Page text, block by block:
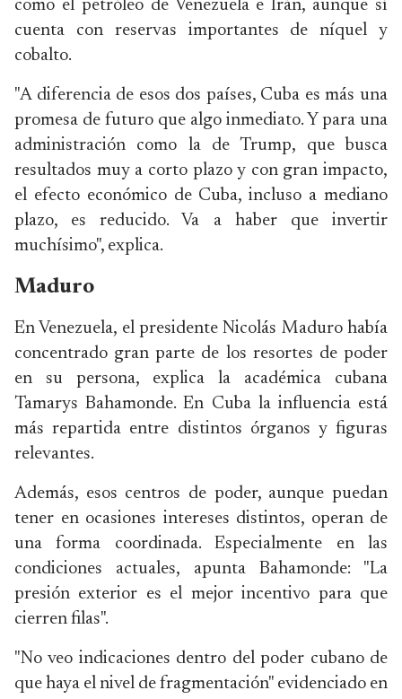
como el petróleo de Venezuela e Irán, aunque sí
cuenta con reservas importantes de níquel y
cobalto.
"A diferencia de esos dos países, Cuba es más una
promesa de futuro que algo inmediato. Y para una
administración como la de Trump, que busca
resultados muy a corto plazo y con gran impacto,
el efecto económico de Cuba, incluso a mediano
plazo, es reducido. Va a haber que invertir
muchísimo", explica.
Maduro
En Venezuela, el presidente Nicolás Maduro había
concentrado gran parte de los resortes de poder
en su persona, explica la académica cubana
Tamarys Bahamonde. En Cuba la influencia está
más repartida entre distintos órganos y figuras
relevantes.
Además, esos centros de poder, aunque puedan
tener en ocasiones intereses distintos, operan de
una forma coordinada. Especialmente en las
condiciones actuales, apunta Bahamonde: "La
presión exterior es el mejor incentivo para que
cierren filas".
"No veo indicaciones dentro del poder cubano de
que haya el nivel de fragmentación" evidenciado en